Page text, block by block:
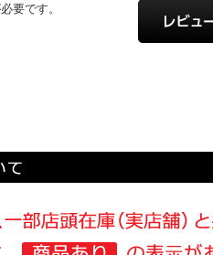
要です。